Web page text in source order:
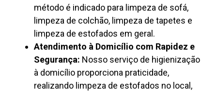
método é indicado para limpeza de sofá,
limpeza de colchão, limpeza de tapetes e
limpeza de estofados em geral.
Atendimento à Domicílio com Rapidez e
Segurança: Nosso serviço de higienização
à domicílio proporciona praticidade,
realizando limpeza de estofados no local,